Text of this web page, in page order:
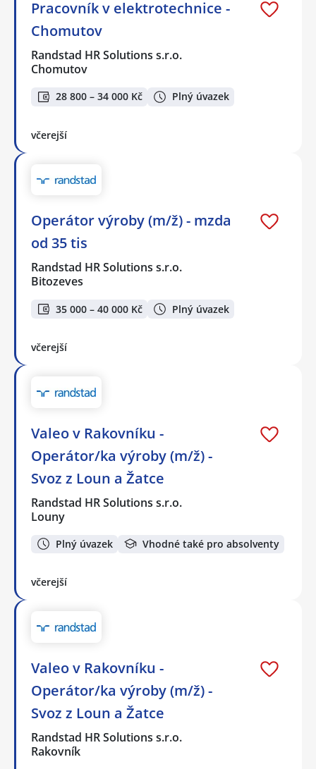
Pracovník v elektrotechnice -
Chomutov
Randstad HR Solutions s.r.o.
Chomutov
28 800 – 34 000 Kč Plný úvazek
včerejší
Operátor výroby (m/ž) - mzda
od 35 tis
Randstad HR Solutions s.r.o.
Bitozeves
35 000 – 40 000 Kč Plný úvazek
včerejší
Valeo v Rakovníku -
Operátor/ka výroby (m/ž) -
Svoz z Loun a Žatce
Randstad HR Solutions s.r.o.
Louny
Plný úvazek Vhodné také pro absolventy
včerejší
Valeo v Rakovníku -
Operátor/ka výroby (m/ž) -
Svoz z Loun a Žatce
Randstad HR Solutions s.r.o.
Rakovník